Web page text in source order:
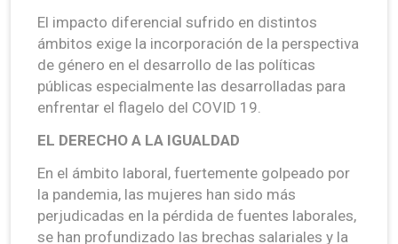
El impacto diferencial sufrido en distintos
ámbitos exige la incorporación de la perspectiva
de género en el desarrollo de las políticas
públicas especialmente las desarrolladas para
enfrentar el flagelo del COVID 19.
EL DERECHO A LA IGUALDAD
En el ámbito laboral, fuertemente golpeado por
la pandemia, las mujeres han sido más
perjudicadas en la pérdida de fuentes laborales,
se han profundizado las brechas salariales y la